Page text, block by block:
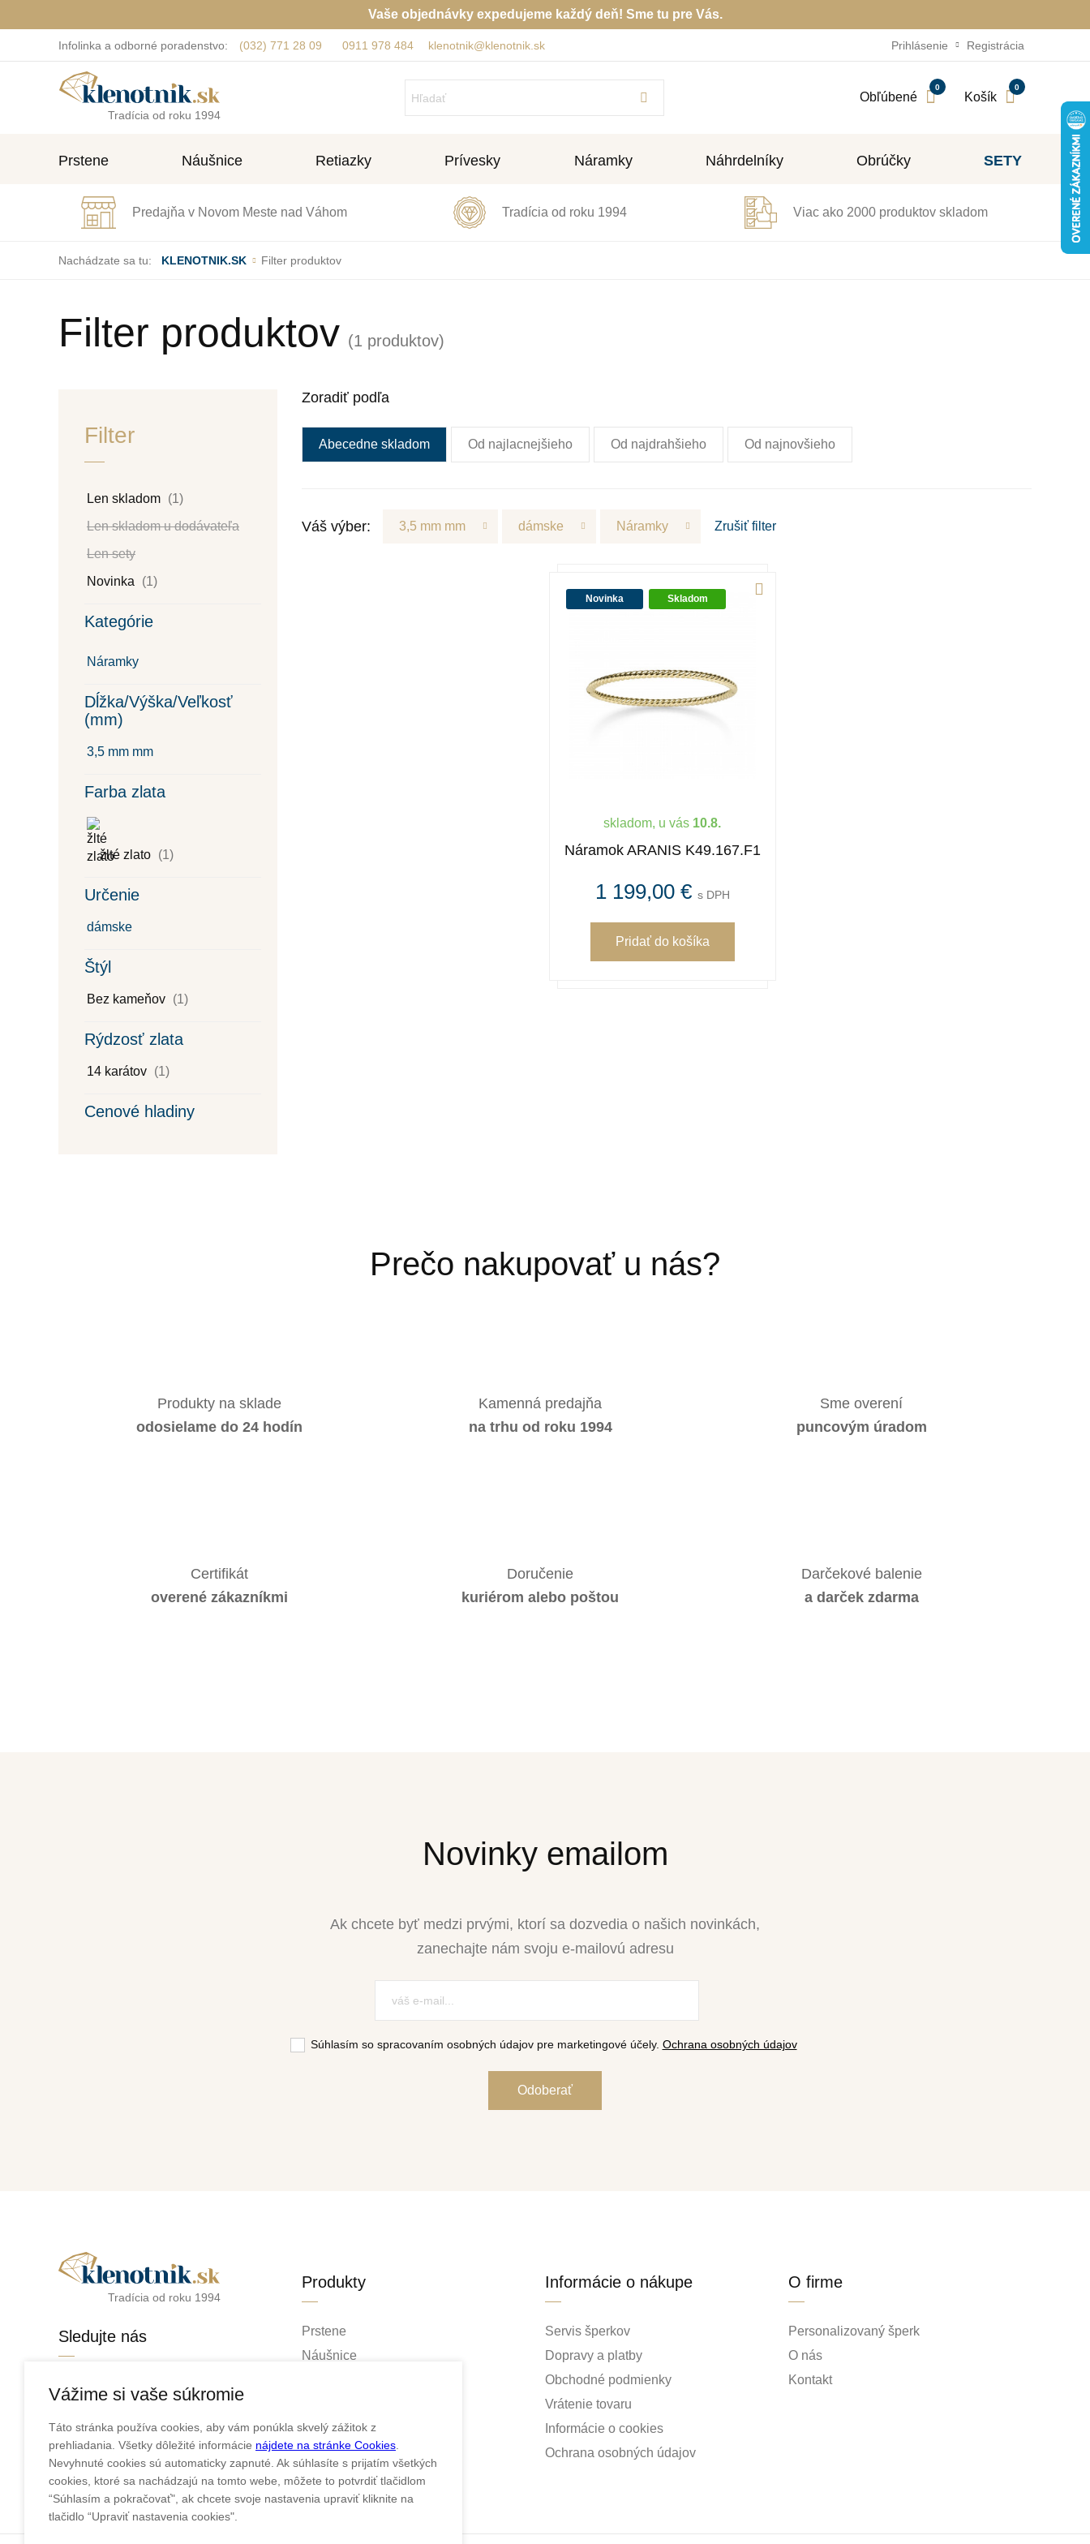
Vaše objednávky expedujeme každý deň! Sme tu pre Vás.
Infolinka a odborné poradenstvo: (032) 771 28 09 0911 978 484 klenotnik@klenotnik.sk Prihlásenie Registrácia
Tradícia od roku 1994
Obľúbené
0
Košík
0
Prstene Náušnice Retiazky Prívesky Náramky Náhrdelníky Obrúčky SETY
Predajňa v Novom Meste nad Váhom Tradícia od roku 1994 Viac ako 2000 produktov skladom
Nachádzate sa tu: KLENOTNIK.SK Filter produktov
Filter produktov (1 produktov)
Filter
Len skladom (1)
Len skladom u dodávateľa
Len sety
Novinka
(1)
Kategórie
Náramky
Dĺžka/Výška/Veľkosť
(mm)
3,5 mm mm
Farba zlata
žlté zlato (1)
Určenie
dámske
Štýl
Bez kameňov (1)
Rýdzosť zlata
14 karátov (1)
Cenové hladiny
Zoradiť podľa
Abecedne skladom Od najlacnejšieho Od najdrahšieho Od najnovšieho
Váš výber: 3,5 mm mm dámske Náramky Zrušiť filter
Novinka Skladom
skladom, u vás 10.8.
Náramok ARANIS K49.167.F1
1 199,00 € s DPH
Pridaťdo košíka
Prečo nakupovať u nás?
Produkty na sklade
odosielame do 24 hodín
Kamenná predajňa
na trhu od roku 1994
Sme overení
puncovým úradom
Certifikát
overené zákazníkmi
Doručenie
kuriérom alebo poštou
Darčekové balenie
a darček zdarma
Novinky emailom
Ak chcete byť medzi prvými, ktorí sa dozvedia o našich novinkách,
zanechajte nám svoju e-mailovú adresu
Súhlasím so spracovaním osobných údajov pre marketingové účely. Ochrana osobných údajov
Tradícia od roku 1994
Sledujte nás
facebook
Produkty
Prstene
Náušnice
Náramky
Náhrdelníky
Obrúčky
Informácie o nákupe
Servis šperkov
Dopravy a platby
Obchodné podmienky
Vrátenie tovaru
Informácie o cookies
Ochrana osobných údajov
O firme
Personalizovaný šperk
O nás
Kontakt
Vážime si vaše súkromie
Táto stránka používa cookies, aby vám ponúkla skvelý zážitok z
prehliadania. Všetky dôležité informácie nájdete na stránke Cookies
Nevyhnuté cookies sú automaticky zapnuté. Ak súhlasíte s prijatím všetkých
cookies, ktoré sa nachádzajú na tomto webe, môžete to potvrdiť tlačidlom
“Súhlasím a pokračovať", ak chcete svoje nastavenia upraviť kliknite na
tlačidlo “Upraviť nastavenia cookies".